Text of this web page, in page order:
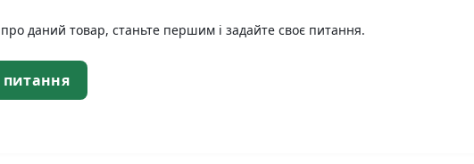
даний товар, станьте першим і задайте своє питання.